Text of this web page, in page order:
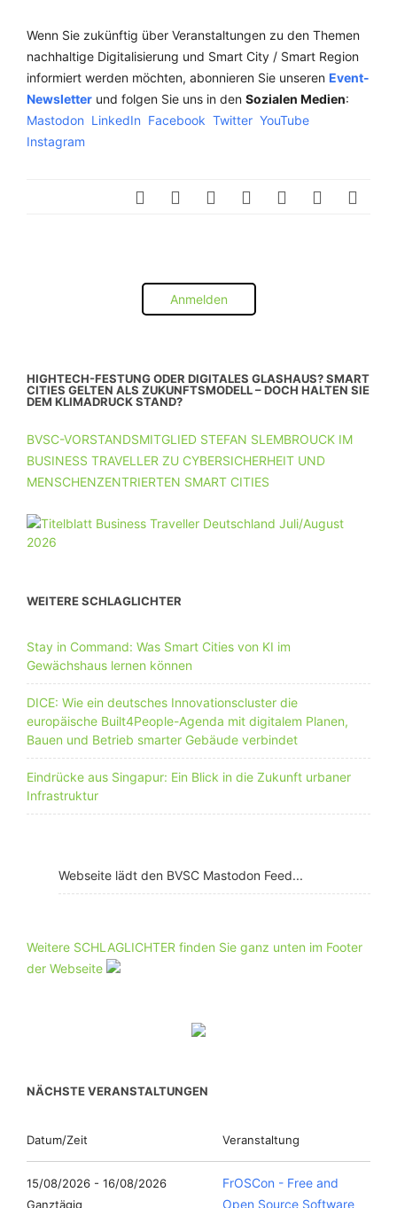
Wenn Sie zukünftig über Veranstaltungen zu den Themen
nachhaltige Digitalisierung und Smart City / Smart Region
informiert werden möchten, abonnieren Sie unseren Event-
Newsletter und folgen Sie uns in den Sozialen Medien:
Mastodon LinkedIn Facebook Twitter YouTube
Instagram
Anmelden
HIGHTECH-FESTUNG ODER DIGITALES GLASHAUS? SMART
CITIES GELTEN ALS ZUKUNFTSMODELL – DOCH HALTEN SIE
DEM KLIMADRUCK STAND?
BVSC-VORSTANDSMITGLIED STEFAN SLEMBROUCK IM
BUSINESS TRAVELLER ZU CYBERSICHERHEIT UND
MENSCHENZENTRIERTEN SMART CITIES
WEITERE SCHLAGLICHTER
Stay in Command: Was Smart Cities von KI im
Gewächshaus lernen können
DICE: Wie ein deutsches Innovationscluster die
europäische Built4People-Agenda mit digitalem Planen,
Bauen und Betrieb smarter Gebäude verbindet
Eindrücke aus Singapur: Ein Blick in die Zukunft urbaner
Infrastruktur
Webseite lädt den BVSC Mastodon Feed...
Weitere SCHLAGLICHTER finden Sie ganz unten im Footer
der Webseite
NÄCHSTE VERANSTALTUNGEN
Datum/Zeit Veranstaltung
15/08/2026 - 16/08/2026
Ganztägig
FrOSCon - Free and
Open Source Software